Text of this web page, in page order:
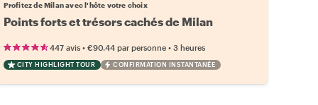
Profitez de Milan avec l'hôte votre choix
Points forts et trésors cachés de Milan
447 avis• €90.44 par personne• 3 heures
CITY HIGHLIGHT TOUR CONFIRMATION INSTANTANÉE